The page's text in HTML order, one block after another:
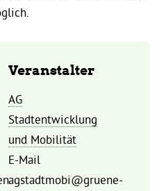
Veranstalter
AG
Stadtentwicklung
und Mobilität
E-Mail
agstadtmobi@gruene-